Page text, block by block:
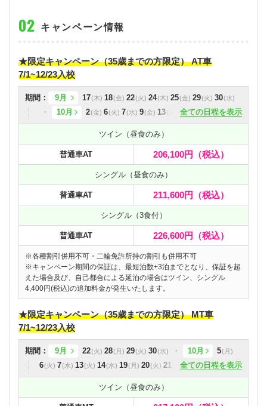
キャンペーン情報
★限定キャンペーン（35歳までの方限定） AT車
7/1~12/23入校
期間： 9月 17 18 22 24 25 29
30
10月
2 6 7 9 13 14
16
20
21 23 27 28 30 11月
4
17
12月 8 9 10
14
22
全ての日程を表示
入校日カレンダーを見る
ツイン（昼食のみ）
普通車AT 206,100円 （税込）
シングル（昼食のみ）
普通車AT 211,600円 （税込）
シングル（3食付）
普通車AT 226,600円 （税込）
※各種割引併用不可・二輪免許所持の割引も併用不可
※キャンペーン期間の保証は、最短泊数+3泊までとなり、保証を超
えた場合及び、自己都合による延泊の場合はツイン、シングル
4,400円(税込)の追加料金が発生いたします。
★限定キャンペーン（35歳までの方限定） MT車
7/1~12/23入校
期間： 9月 22 28 29 30 10月
5
6
7 13 14 19 20 21 26
27
28
11月 2 4 9 10 11
16
25 30
全ての日程を表示
ツイン（昼食のみ）